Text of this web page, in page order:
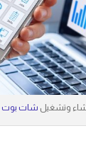
وتشغيل شات بوت